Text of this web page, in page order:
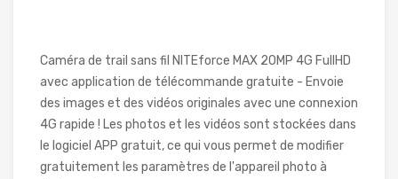
Caméra de trail sans fil NITEforce MAX 20MP 4G FullHD
avec application de télécommande gratuite - Envoie
des images et des vidéos originales avec une connexion
4G rapide ! Les photos et les vidéos sont stockées dans
le logiciel APP gratuit, ce qui vous permet de modifier
gratuitement les paramètres de l'appareil photo à